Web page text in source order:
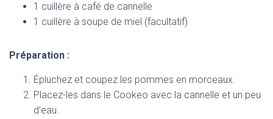
1 cuillère à café de cannelle
1 cuillère à soupe de miel (facultatif)
Préparation :
Épluchez et coupez les pommes en morceaux.
Placez-les dans le Cookeo avec la cannelle et un peu
d’eau.